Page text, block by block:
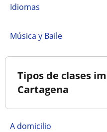
Idiomas
Música y Baile
Tipos de clases
Cartagena
a domicilio